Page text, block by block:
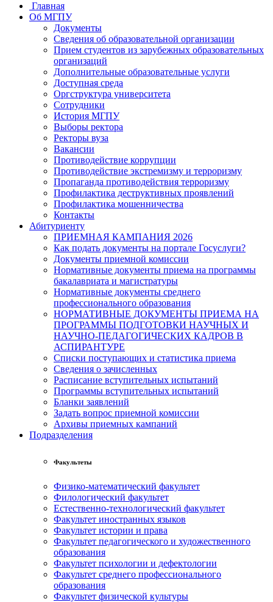
Главная
Об МГПУ
Документы
Сведения об образовательной организации
Прием студентов из зарубежных образовательных
организаций
Дополнительные образовательные услуги
Доступная среда
Оргструктура университета
Сотрудники
История МГПУ
Выборы ректора
Ректоры вуза
Вакансии
Противодействие коррупции
Противодействие экстремизму и терроризму
Пропаганда противодействия терроризму
Профилактика деструктивных проявлений
Профилактика мошенничества
Контакты
Абитуриенту
ПРИЕМНАЯ КАМПАНИЯ 2026
Как подать документы на портале Госуслуги?
Документы приемной комиссии
Нормативные документы приема на программы
бакалавриата и магистратуры
Нормативные документы среднего
профессионального образования
НОРМАТИВНЫЕ ДОКУМЕНТЫ ПРИЕМА НА
ПРОГРАММЫ ПОДГОТОВКИ НАУЧНЫХ И
НАУЧНО-ПЕДАГОГИЧЕСКИХ КАДРОВ В
АСПИРАНТУРЕ
Списки поступающих и статистика приема
Сведения о зачисленных
Расписание вступительных испытаний
Программы вступительных испытаний
Бланки заявлений
Задать вопрос приемной комиссии
Архивы приемных кампаний
Подразделения
Факультеты
Физико-математический факультет
Филологический факультет
Естественно-технологический факультет
Факультет иностранных языков
Факультет истории и права
Факультет педагогического и художественного
образования
Факультет психологии и дефектологии
Факультет среднего профессионального
образования
Факультет физической культуры